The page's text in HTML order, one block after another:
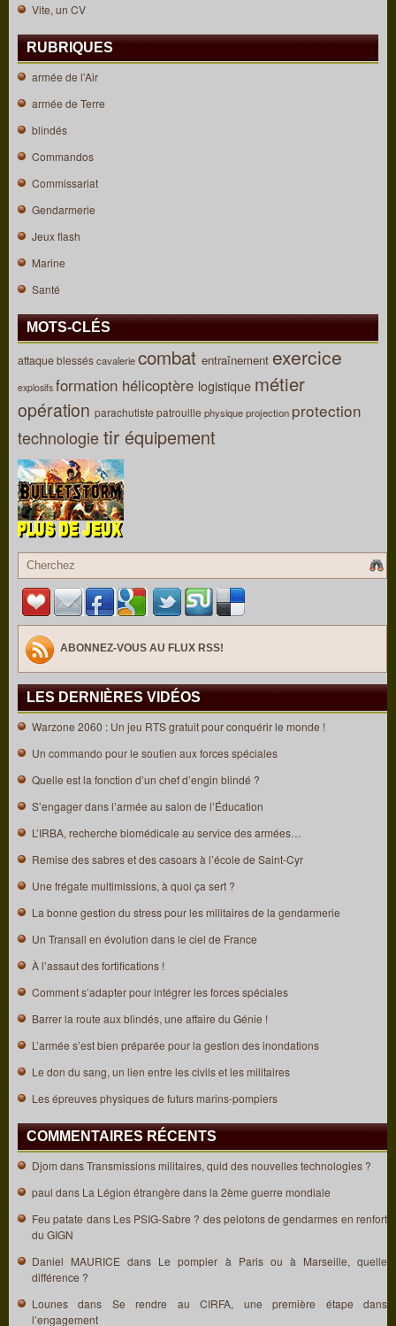
Vite, un CV
RUBRIQUES
armée de l’Air
armée de Terre
blindés
Commandos
Commissariat
Gendarmerie
Jeux flash
Marine
Santé
MOTS-CLÉS
attaqueblesséscavaleriecombat entraînement exercice
explosifs formation hélicoptère logistique métier
opération parachutiste patrouille physiqueprojection protection
technologietir équipement
ABONNEZ-VOUS AU FLUX RSS!
LES DERNIÈRES VIDÉOS
Warzone 2060 : Un jeu RTS gratuit pour conquérir le monde !
Un commando pour le soutien aux forces spéciales
Quelle est la fonction d’un chef d’engin blindé ?
S’engager dans l’armée au salon de l’Éducation
L’IRBA, recherche biomédicale au service des armées…
Remise des sabres et des casoars à l’école de Saint-Cyr
Une frégate multimissions, à quoi ça sert ?
La bonne gestion du stress pour les militaires de la gendarmerie
Un Transall en évolution dans le ciel de France
À l’assaut des fortifications !
Comment s’adapter pour intégrer les forces spéciales
Barrer la route aux blindés, une affaire du Génie !
L’armée s’est bien préparée pour la gestion des inondations
Le don du sang, un lien entre les civils et les militaires
Les épreuves physiques de futurs marins-pompiers
COMMENTAIRES RÉCENTS
Djom dansTransmissions militaires, quid des nouvelles technologies ?
paul dans La Légion étrangère dans la 2ème guerre mondiale
Feu patate dans Les PSIG-Sabre ? des pelotons de gendarmes en renfort
du GIGN
Daniel MAURICE dans Le pompier à Paris ou à Marseille, quelle
différence ?
Lounes dans Se rendre au CIRFA, une première étape dans
l’engagement